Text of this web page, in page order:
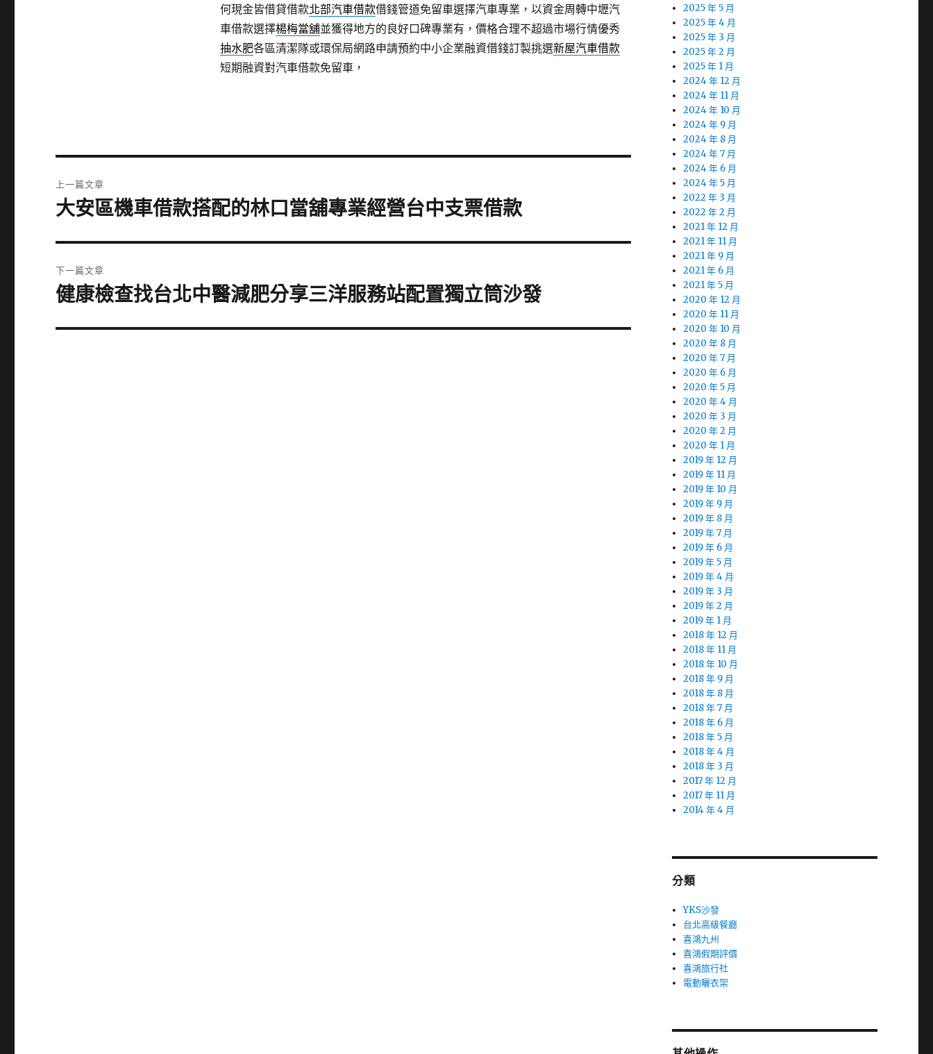
何現金皆借貸借款北部汽車借款借錢管道免留車選擇汽車專業，以資金周轉中壢汽
車借款選擇楊梅當舖並獲得地方的良好口碑專業有，價格合理不超過市場行情優秀
抽水肥各區清潔隊或環保局網路申請預約中小企業融資借錢訂製挑選新屋汽車借款
短期融資對汽車借款免留車，
章
上一篇文章
上
篇
文
章:
大安區機車借款搭配的林口當舖專業經營台中支票借款
下一篇文章
下
篇
健康檢查找台北中醫減肥分享三洋服務站配置獨立筒沙發
2025 年 5 月
2025 年 4 月
2025 年 3 月
2025 年 2 月
2025 年 1 月
2024 年 12 月
2024 年 11 月
2024 年 10 月
2024 年 9 月
2024 年 8 月
2024 年 7 月
2024 年 6 月
2024 年 5 月
2022 年 3 月
2022 年 2 月
2021 年 12 月
2021 年 11 月
2021 年 9 月
2021 年 6 月
2021 年 5 月
2020 年 12 月
2020 年 11 月
2020 年 10 月
2020 年 8 月
2020 年 7 月
2020 年 6 月
2020 年 5 月
2020 年 4 月
2020 年 3 月
2020 年 2 月
2020 年 1 月
2019 年 12 月
2019 年 11 月
2019 年 10 月
2019 年 9 月
2019 年 8 月
2019 年 7 月
2019 年 6 月
2019 年 5 月
2019 年 4 月
2019 年 3 月
2019 年 2 月
2019 年 1 月
2018 年 12 月
2018 年 11 月
2018 年 10 月
2018 年 9 月
2018 年 8 月
2018 年 7 月
2018 年 6 月
2018 年 5 月
2018 年 4 月
2018 年 3 月
2017 年 12 月
2017 年 11 月
2014 年 4 月
分類
YKS沙發
台北高級餐廳
喜鴻九州
喜鴻假期評價
喜鴻旅行社
電動曬衣架